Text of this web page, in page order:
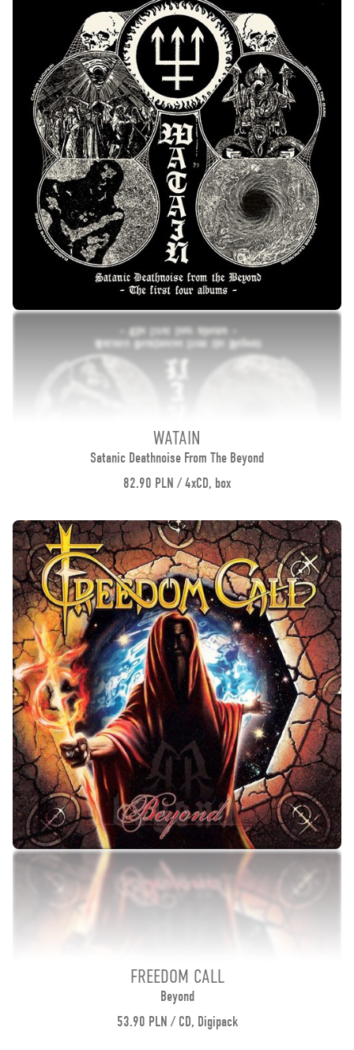
WATAIN
Satanic Deathnoise From The Beyond
82.90 PLN / 4xCD, box
FREEDOM CALL
Beyond
53.90 PLN / CD, Digipack